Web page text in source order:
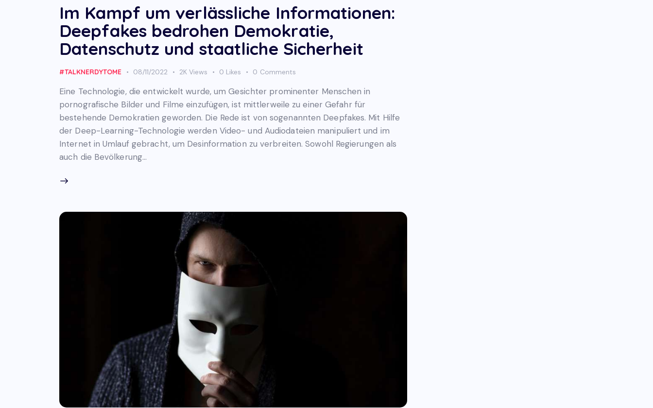
Im Kampf um verlässliche Informationen:
Deepfakes bedrohen Demokratie,
Datenschutz und staatliche Sicherheit
#TALKNERDYTOME 08/11/2022 2K Views 0 Likes 0 Comments
Eine Technologie, die entwickelt wurde, um Gesichter prominenter Menschen in
pornografische Bilder und Filme einzufügen, ist mittlerweile zu einer Gefahr für
bestehende Demokratien geworden. Die Rede ist von sogenannten Deepfakes. Mit Hilfe
der Deep-Learning-Technologie werden Video- und Audiodateien manipuliert und im
Internet in Umlauf gebracht, um Desinformation zu verbreiten. Sowohl Regierungen als
auch die Bevölkerung…